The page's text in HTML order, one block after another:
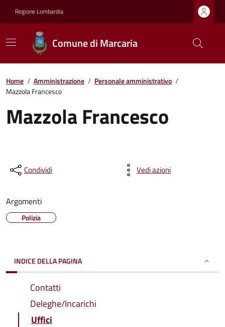
Regione Lombardia
Comune di Marcaria
Home / Amministrazione / Personale amministrativo /
Mazzola Francesco
Mazzola Francesco
Condividi Vedi azioni
Argomenti
Polizia
INDICE DELLA PAGINA
Contatti
Deleghe/Incarichi
Uffici